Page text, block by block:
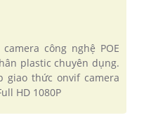
công nghệ POE
plastic chuyên dụng.
giao thức onvif camera
HD 1080P